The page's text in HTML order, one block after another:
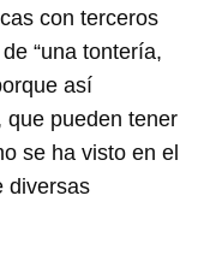
con terceros
“una tontería,
así
que pueden tener
se ha visto en el
diversas